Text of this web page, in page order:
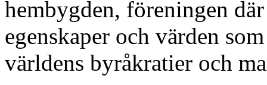
hembygden, föreningen
egenskaper och värden
världens byråkratier och